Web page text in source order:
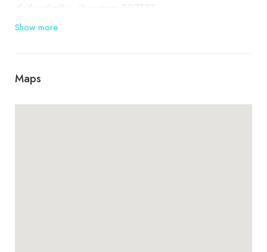
దుమ్ముగూడెం, తెలంగాణ 507137
Show more
Maps